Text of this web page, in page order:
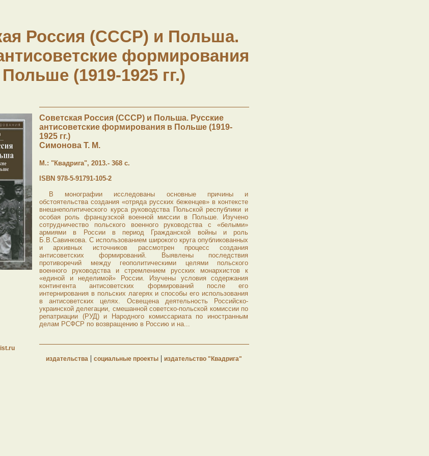
Россия (СССР) и Польша.
формирования
(1919-1925 гг.)
Советская Россия (СССР) и Польша. Русские
антисоветские формирования в Польше (1919-
1925 гг.)
Симонова Т. М.
М.: "Квадрига", 2013.- 368 с.
ISBN 978-5-91791-105-2
В монографии исследованы основные причины и
обстоятельства создания «отряда русских беженцев» в контексте
внешнеполитического курса руководства Польской республики и
особая роль французской военной миссии в Польше. Изучено
сотрудничество польского военного руководства с «белыми»
армиями в России в период Гражданской войны и роль
Б.В.Савинкова. С использованием широкого круга опубликованных
и архивных источников рассмотрен процесс создания
антисоветских формирований. Выявлены последствия
противоречий между геополитическими целями польского
военного руководства и стремлением русских монархистов к
«единой и неделимой» России. Изучены условия содержания
контингента антисоветских формирований после его
интернирования в польских лагерях и способы его использования
в антисоветских целях. Освещена деятельность Российско-
украинской делегации, смешанной советско-польской комиссии по
репатриации (РУД) и Народного комиссариата по иностранным
делам РСФСР по возвращению в Россию и на...
издательства | социальные проекты| издательство "Квадрига"